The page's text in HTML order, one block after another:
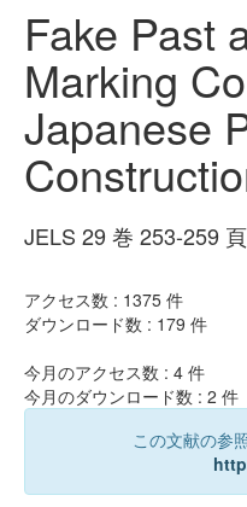
Fake Past
Marking
Japanese
JELS 29 巻 253-259
アクセス数 : 1375 件
ダウンロード数 : 179 件
今月のアクセス数 : 4 件
今月のダウンロード数 : 2 件
この文献の参